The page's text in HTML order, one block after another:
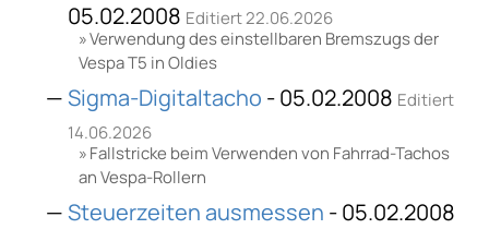
05.02.2008 Editiert 22.06.2026
Verwendung des einstellbaren Bremszugs der
Vespa T5 in Oldies
Sigma-Digitaltacho - 05.02.2008 Editiert
14.06.2026
Fallstricke beim Verwenden von Fahrrad-Tachos
an Vespa-Rollern
Steuerzeiten ausmessen - 05.02.2008